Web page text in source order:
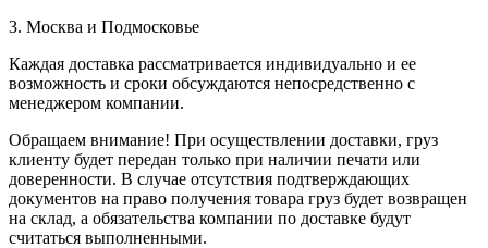
3. Москва и Подмосковье
Каждая доставка рассматривается индивидуально и ее
возможность и сроки обсуждаются непосредственно с
менеджером компании.
Обращаем внимание! При осуществлении доставки, груз
клиенту будет передан только при наличии печати или
доверенности. В случае отсутствия подтверждающих
документов на право получения товара груз будет возвращен
на склад, а обязательства компании по доставке будут
считаться выполненными.